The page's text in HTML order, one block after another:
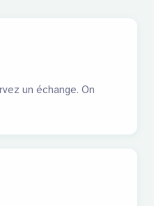
un échange. On